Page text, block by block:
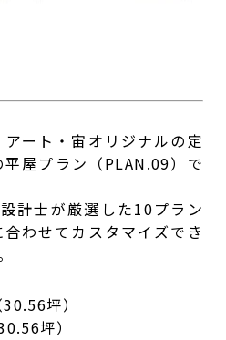
ート・宙オリジナルの定
屋プラン（PLAN.09）で
計士が厳選した10プラン
わせてカスタマイズでき
坪）
坪）